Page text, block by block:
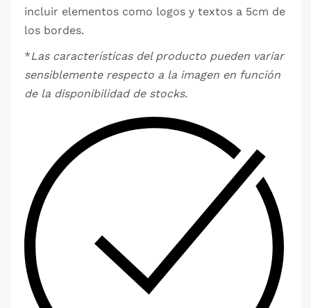
incluir elementos como logos y textos a 5cm de
los bordes.
*Las características del producto pueden variar
sensiblemente respecto a la imagen en función
de la disponibilidad de stocks.